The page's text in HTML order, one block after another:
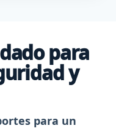
para
y
para un